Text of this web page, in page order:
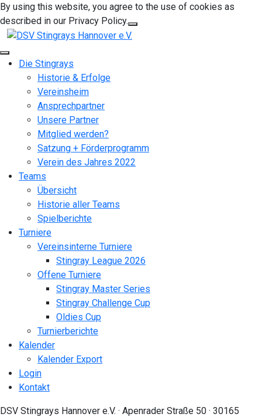
By using this website, you agree to the use of cookies as
described in our Privacy Policy.
Die Stingrays
Historie & Erfolge
Vereinsheim
Ansprechpartner
Unsere Partner
Mitglied werden?
Satzung + Förderprogramm
Verein des Jahres 2022
Teams
Übersicht
Historie aller Teams
Spielberichte
Turniere
Vereinsinterne Turniere
Stingray League 2026
Offene Turniere
Stingray Master Series
Stingray Challenge Cup
Oldies Cup
Turnierberichte
Kalender
Kalender Export
Login
Kontakt
DSV Stingrays Hannover e.V. · Apenrader Straße 50 · 30165